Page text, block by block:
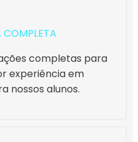
COMPLETA
completas para
experiência em
nossos alunos.